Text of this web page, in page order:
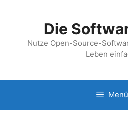
Die
Nutze Open-Source-
Leben
Menü